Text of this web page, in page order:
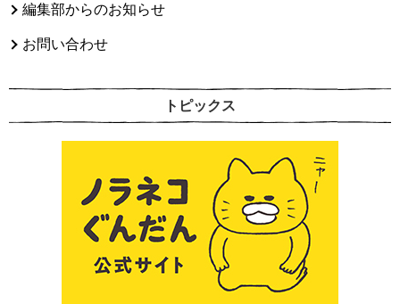
編集部からのお知らせ
お問い合わせ
トピックス